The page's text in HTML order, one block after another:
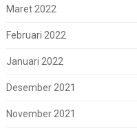
Maret 2022
Februari 2022
Januari 2022
Desember 2021
November 2021